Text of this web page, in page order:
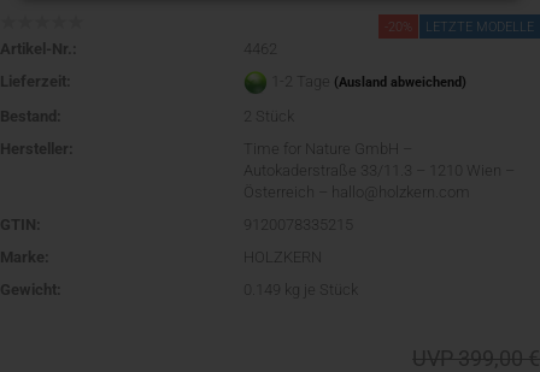
-20% LETZTE MODELLE
Artikel-Nr.:
4462
Lieferzeit:
1-2 Tage (Ausland abweichend)
Bestand:
Stück
Hersteller:
Time for Nature GmbH –
Autokaderstraße 33/11.3 – 1210 Wien –
Österreich – hallo@holzkern.com
GTIN:
9120078335215
Marke:
HOLZKERN
Gewicht:
0.149 kg je Stück